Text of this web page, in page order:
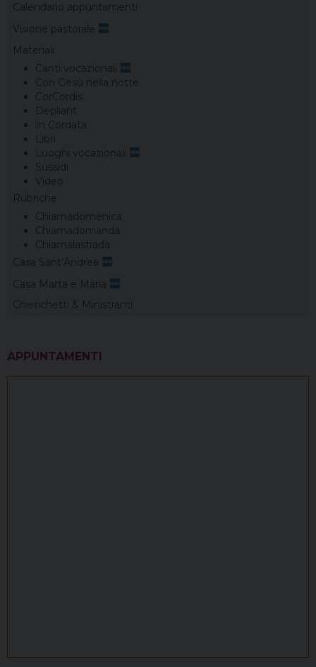
Calendario appuntamenti
Visione pastorale
Materiali
Canti vocazionali
Con Gesù nella notte
CorCordis
Depliant
In Cordata
Libri
Luoghi vocazionali
Sussidi
Video
Rubriche
Chiamadomenica
Chiamadomanda
Chiamalastrada
Casa Sant’Andrea
Casa Marta e Maria
Chierichetti & Ministranti
APPUNTAMENTI